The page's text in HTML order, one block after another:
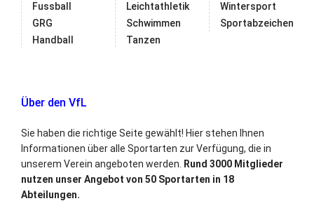
Über den VfL
Sie haben die richtige Seite gewählt! Hier stehen Ihnen
Informationen über alle Sportarten zur Verfügung, die in
unserem Verein angeboten werden.
Rund 3000 Mitglieder
nutzen unser Angebot von 50 Sportarten in 18
Abteilungen.
Fussball
GRG
Handball
Leichtathletik
Schwimmen
Tanzen
Wintersport
Sportabzeichen